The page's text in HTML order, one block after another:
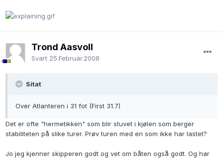
Trond Aasvoll
Svart 25.Februar.2008
Sitat
Over Atlanteren i 31 fot (First 31.7)
Det er ofte "hermetikken" som blir stuvet i kjølen som berger
stabiliteten på slike turer. Prøv turen med en som ikke har lastet?
Jo jeg kjenner skipperen godt og vet om båten også godt. Og har